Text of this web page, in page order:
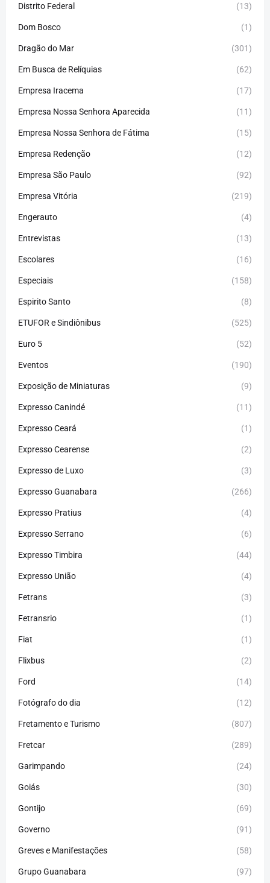
Distrito Federal (13)
Dom Bosco (1)
Dragão do Mar (301)
Em Busca de Relíquias (62)
Empresa Iracema (17)
Empresa Nossa Senhora Aparecida (11)
Empresa Nossa Senhora de Fátima (15)
Empresa Redenção (12)
Empresa São Paulo (92)
Empresa Vitória (219)
Engerauto (4)
Entrevistas (13)
Escolares (16)
Especiais (158)
Espirito Santo (8)
ETUFOR e Sindiônibus (525)
Euro 5 (52)
Eventos (190)
Exposição de Miniaturas (9)
Expresso Canindé (11)
Expresso Ceará (1)
Expresso Cearense (2)
Expresso de Luxo (3)
Expresso Guanabara (266)
Expresso Pratius (4)
Expresso Serrano (6)
Expresso Timbira (44)
Expresso União (4)
Fetrans (3)
Fetransrio (1)
Fiat (1)
Flixbus (2)
Ford (14)
Fotógrafo do dia (12)
Fretamento e Turismo (807)
Fretcar (289)
Garimpando (24)
Goiás (30)
Gontijo (69)
Governo (91)
Greves e Manifestações (58)
Grupo Guanabara (97)